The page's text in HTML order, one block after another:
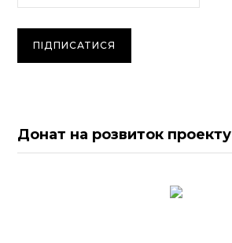
Донат на розвиток проекту